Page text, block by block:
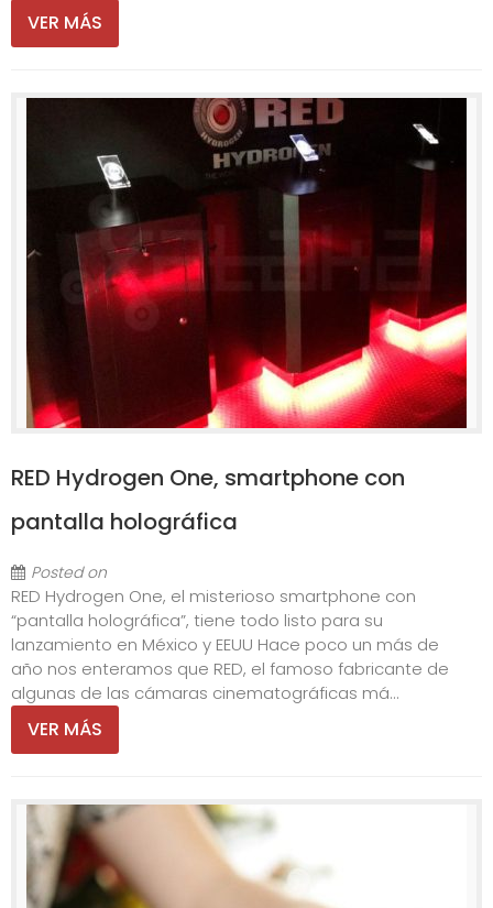
VER MÁS
RED Hydrogen One, smartphone con
pantalla holográfica
Posted on
RED Hydrogen One, el misterioso smartphone con
“pantalla holográfica”, tiene todo listo para su
lanzamiento en México y EEUU Hace poco un más de
año nos enteramos que RED, el famoso fabricante de
algunas de las cámaras cinematográficas má...
VER MÁS